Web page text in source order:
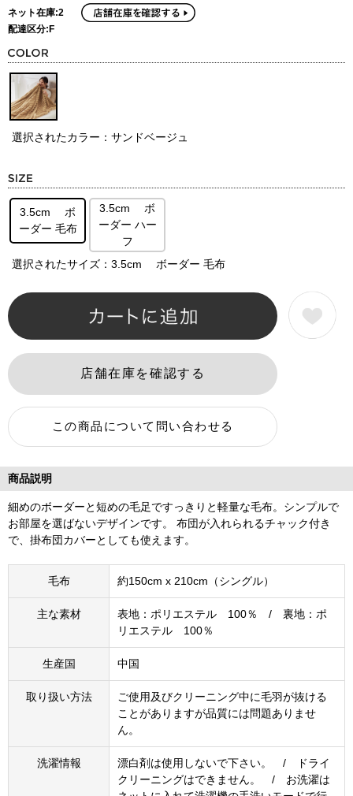
ネット在庫:2
配達区分:F
選択されたカラー：サンドベージュ
3.5cm ボ
ーダー 毛布
3.5cm ボ
ーダー ハー
フ
選択されたサイズ：3.5cm ボーダー 毛布
商品説明
細めのボーダーと短めの毛足ですっきりと軽量な毛布。シンプルで
お部屋を選ばないデザインです。 布団が入れられるチャック付き
で、掛布団カバーとしても使えます。
毛布 約150cm x 210cm（シングル）
主な素材
表地：ポリエステル 100％ / 裏地：ポ
リエステル 100％
生産国 中国
取り扱い方法
ご使用及びクリーニング中に毛羽が抜ける
ことがありますが品質には問題ありませ
ん。
洗濯情報
漂白剤は使用しないで下さい。 / ドライ
クリーニングはできません。 / お洗濯は